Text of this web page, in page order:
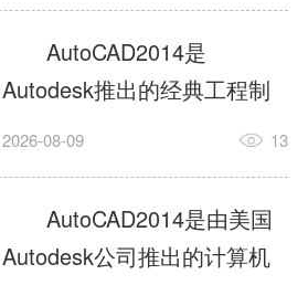
令行智能纠错与图层批量管
理，支持Win8触屏操作、点
云扫描数据导入，兼容各类
DWG图纸格式，文件互通...
绘图工具。软件专注精准二
维绘图、图纸编辑、参数化
设计及基础三维建模，广泛
应用于建筑设计、机械制
造、土木工程、室内设计等
多个行业。软件优化绘图流
畅度与文件兼容性，支持参
AutoCAD2014是
Autodesk推出的经典工程制
图设计软件，主打高效精准
建模作业，适配建筑、机
械、市政、室内设计等多行
业场景。软件优化运行机制
2026-08-09 13
AutoCAD2014是由美国
Autodesk公司推出的计算机